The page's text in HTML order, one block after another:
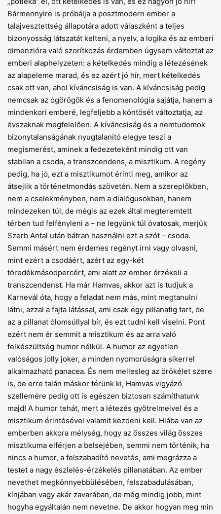
Bármennyire is próbálja a posztmodern ember a
talajvesztettség állapotára adott válaszként a teljes
bizonyosság látszatát kelteni, a nyelv, a logika és az emberi
dimenzióra való szorítkozás érdemben úgysem változtat az
emberi alaphelyzeten: a kételkedés mindig a létezésének
az alapeleme marad, és ez azért jó hír, mert kételkedés
csak ott van, ahol kíváncsiság is van. A kíváncsiság pedig
nemcsak az ógörögök és a fenomenológia sajátja, hanem a
mindenkori emberé, legfeljebb a köntösét változtatja, az
évszaknak megfelelően. A kíváncsiság és a nemtudomok
bizonytalanságának nyugtalanító elegye teszi a
megismerést, aminek a fedezeteként mindig ott van
stabilan a csoda, a transzcendens, a misztikum. A regény
pedig, ha jó, ezt a misztikumot érinti meg, amikor az
átsejlik a történetmondás szövetén. Nem a szereplőkben,
nem a cselekményben, nem a dialógusokban, hanem
mindezeken túl, de mégis az ezek által megteremtett
térben tud felfényleni a – ne legyünk túl óvatosak, merjük
Szerb Antal után bátran használni ezt a szót – csoda.
Semmi másért nem érdemes regényt írni vagy olvasni,
mint ezért a csodáért, azért az egy-két
töredékmásodpercért, ami alatt az ember érzékeli a
transzcendenst. Ha már Hamvas, akkor azt is tudjuk a
Karnevál óta, hogy a feladat nem más, mint megtanulni
látni, azzal a fajta látással, ami csak egy pillanatig tart, de
az a pillanat ólomsúllyal bír, és ezt tudni kell viselni. Pont
ezért nem ér semmit a misztikum és az arra való
felkészültség humor nélkül. A humor az egyetlen
valóságos jolly joker, a minden nyomorúságra sikerrel
alkalmazható panacea. És nem mellesleg az örökélet szere
is, de erre talán máskor térünk ki, Hamvas vigyázó
szellemére pedig ott is egészen biztosan számíthatunk
majd! A humor tehát, mert a létezés gyötrelmeivel és a
misztikum érintésével valamit kezdeni kell. Hiába van az
emberben akkora mélység, hogy az összes világ összes
misztikuma elférjen a belsejében, semmi nem történik, ha
nincs a humor, a felszabadító nevetés, ami megrázza a
testet a nagy észlelés-érzékelés pillanatában. Az ember
nevethet megkönnyebbülésében, felszabadulásában,
kínjában vagy akár zavarában, de még mindig jobb, mint
hogyha egyáltalán nem nevetne. De akkor hogyan meg min